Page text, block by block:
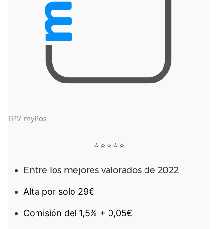
TPV myPos
⭐⭐⭐⭐⭐
Entre los mejores valorados de 2022
Alta por solo 29€
Comisión del 1,5% + 0,05€